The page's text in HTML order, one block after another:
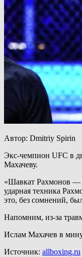
Автор: Dmitriy Spirin
Экс-чемпион UFC в
Махачеву.
«Шавкат Рахмонов —
ударная техника
это, без сомнений,
Напомним, из-за
Ислам Махачев в
Источник: allboxing.ru